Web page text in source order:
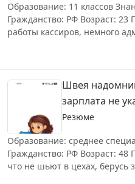
Образование: 11 классов
Гражданство: РФ Возраст:
работы кассиров, немного
Швея
зарплата не
Резюме
Образование: среднее
Гражданство: РФ Возраст:
что не шьют в цехах, берусь